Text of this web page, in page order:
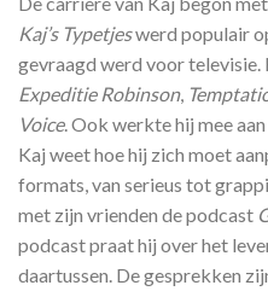
Kaj’s Typetjeswerd populair
gevraagd werd voor
Expeditie Robinson,
Voice. Ook werkte hij mee
Kaj weet hoe hij zich moet
formats, van serieus tot
met zijn vrienden de podcast
podcast praat hij over het
daartussen. De gesprekken